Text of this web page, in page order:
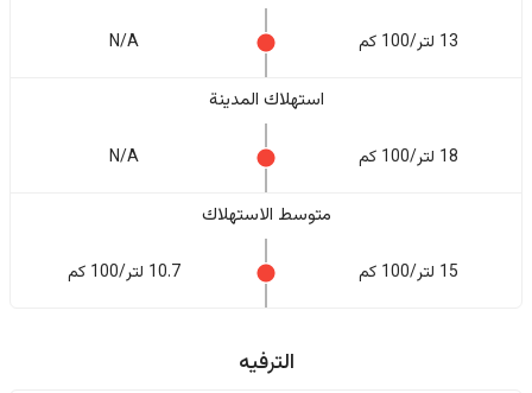
13 لتر/100 كم N/A
استهلاك المدينة
18 لتر/100 كم N/A
متوسط الاستهلاك
15 لتر/100 كم 10.7 لتر/100 كم
الترفيه